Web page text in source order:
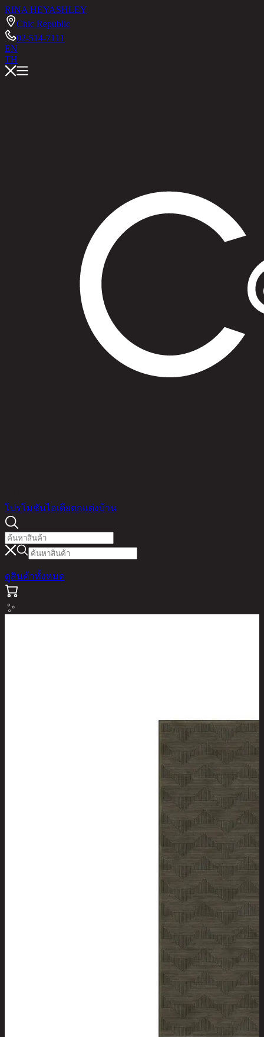
RINA HEYASHLEY
Chic Republic
02-514-7111
EN
TH
โปรโมชันไอเดียตกแต่งบ้าน
ดูสินค้าทั้งหมด